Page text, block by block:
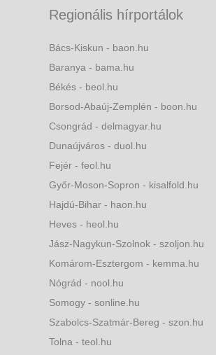
Regionális hírportálok
Bács-Kiskun - baon.hu
Baranya - bama.hu
Békés - beol.hu
Borsod-Abaúj-Zemplén - boon.hu
Csongrád - delmagyar.hu
Dunaújváros - duol.hu
Fejér - feol.hu
Győr-Moson-Sopron - kisalfold.hu
Hajdú-Bihar - haon.hu
Heves - heol.hu
Jász-Nagykun-Szolnok - szoljon.hu
Komárom-Esztergom - kemma.hu
Nógrád - nool.hu
Somogy - sonline.hu
Szabolcs-Szatmár-Bereg - szon.hu
Tolna - teol.hu